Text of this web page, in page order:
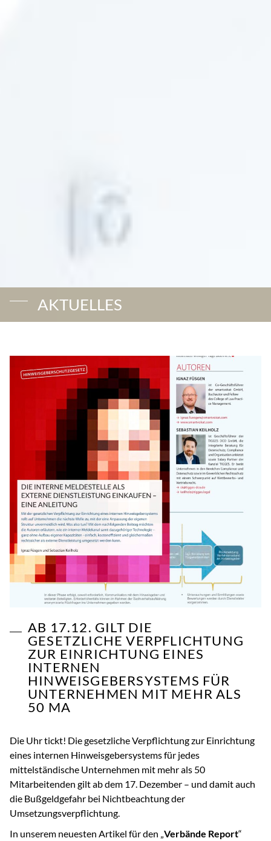
AKTUELLES
AB 17.12. GILT DIE
GESETZLICHE VERPFLICHTUNG
ZUR EINRICHTUNG EINES
INTERNEN
HINWEISGEBERSYSTEMS FÜR
UNTERNEHMEN MIT MEHR ALS
50 MA
Die Uhr tickt! Die gesetzliche Verpflichtung zur Einrichtung
eines internen Hinweisgebersystems für jedes
mittelständische Unternehmen mit mehr als 50
Mitarbeitenden gilt ab dem 17. Dezember – und damit auch
die Bußgeldgefahr bei Nichtbeachtung der
Umsetzungsverpflichtung.
In unserem neuesten Artikel für den „Verbände Report“